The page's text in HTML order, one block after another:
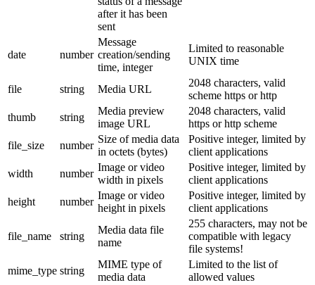
after it has been
sent
date number
Message
creation/sending
time, integer
Limited to reasonable
UNIX time
file string Media URL
2048 characters, valid
scheme https or http
thumb
string
Media preview
image URL
2048 characters, valid
https or http scheme
file_size
number
Size of media data
in octets (bytes)
Positive integer, limited by
client applications
width
number
Image or video
width in pixels
Positive integer, limited by
client applications
height
number
Image or video
height in pixels
Positive integer, limited by
client applications
file_name string
Media data file
name
255 characters, may not be
compatible with legacy
file systems!
mime_type string
MIME type of
media data
Limited to the list of
allowed values